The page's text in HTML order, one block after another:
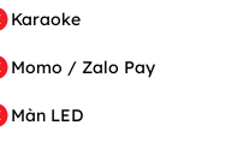
Karaoke
Momo / Zalo Pay
Màn LED